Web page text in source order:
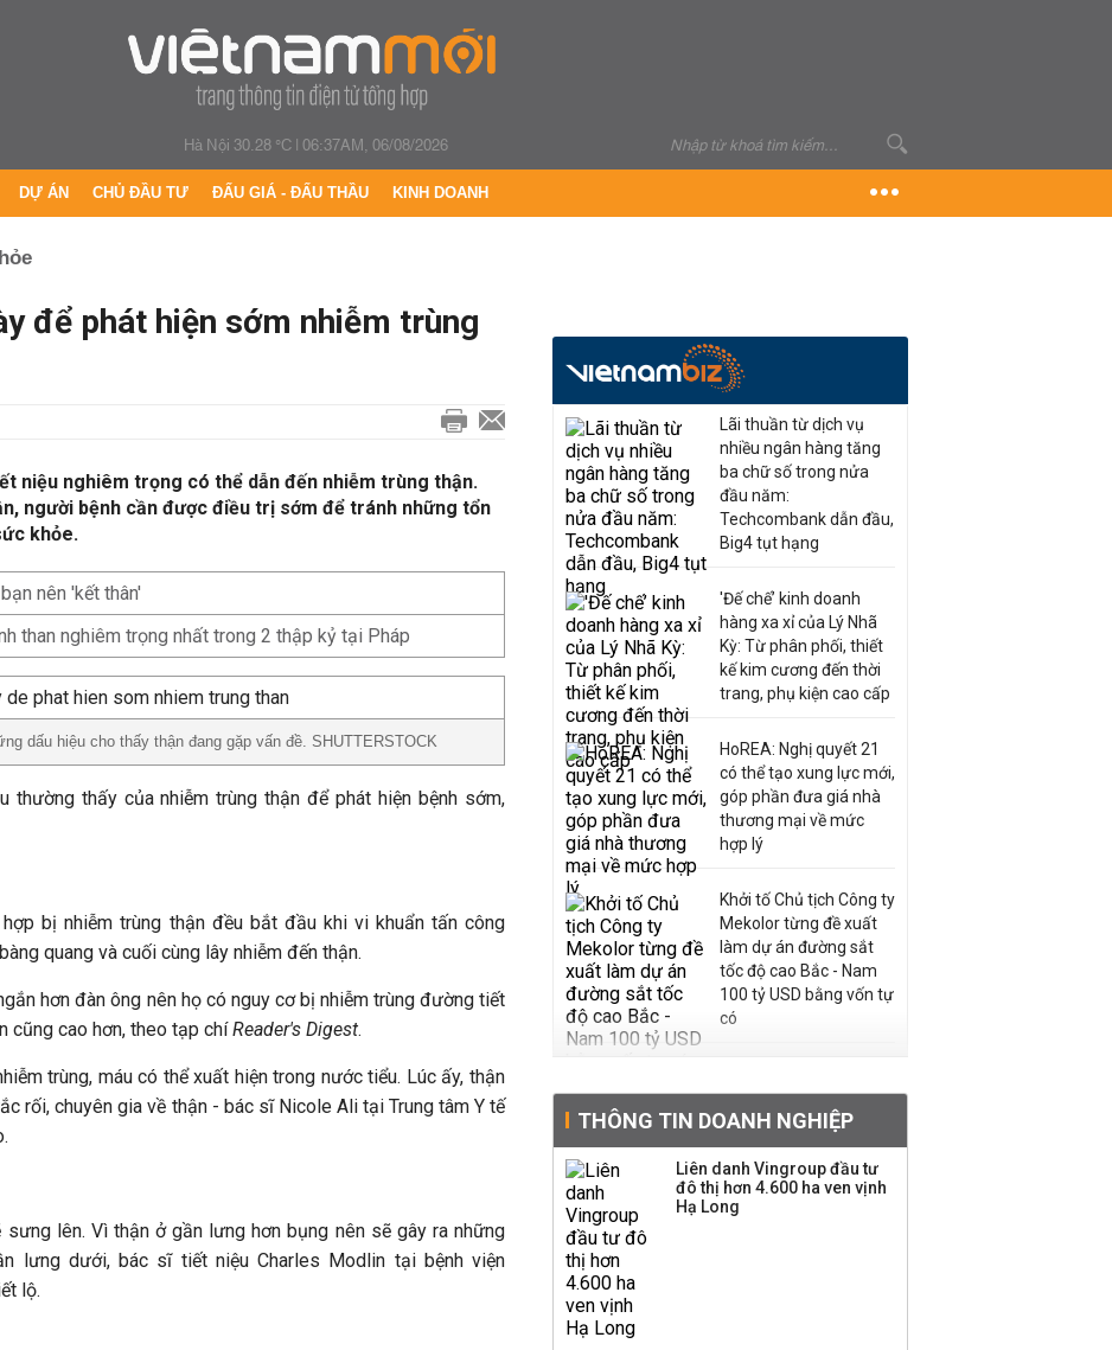
Hà Nội 30.28 °C|06:37AM, 06/08/2026
DỰ ÁN CHỦ ĐẦU TƯ ĐẤU GIÁ - ĐẤU THẦU KINH DOANH
để phát hiện sớm nhiễm trùng
niệu nghiêm trọng có thể dẫn đến nhiễm trùng thận.
người bệnh cần được điều trị sớm để tránh những tổn
khỏe.
nên 'kết thân'
than nghiêm trọng nhất trong 2 thập kỷ tại Pháp
dấu hiệu cho thấy thận đang gặp vấn đề. SHUTTERSTOCK
thường thấy của nhiễm trùng thận để phát hiện bệnh sớm,
bị nhiễm trùng thận đều bắt đầu khi vi khuẩn tấn công
quang và cuối cùng lây nhiễm đến thận.
hơn đàn ông nên họ có nguy cơ bị nhiễm trùng đường tiết
cũng cao hơn, theo tạp chíReader's Digest.
trùng, máu có thể xuất hiện trong nước tiểu. Lúc ấy, thận
rối, chuyên gia về thận - bác sĩ Nicole Ali tại Trung tâm Y tế
sưng lên. Vì thận ở gần lưng hơn bụng nên sẽ gây ra những
lưng dưới, bác sĩ tiết niệu Charles Modlin tại bệnh viện
lộ.
Lãi thuần từ dịch vụ
nhiều ngân hàng tăng
ba chữ số trong nửa
đầu năm:
Techcombank dẫn đầu,
Big4 tụt hạng
'Đế chế’ kinh doanh
hàng xa xỉ của Lý Nhã
Kỳ: Từ phân phối, thiết
kế kim cương đến thời
trang, phụ kiện cao cấp
HoREA: Nghị quyết 21
có thể tạo xung lực mới,
góp phần đưa giá nhà
thương mại về mức
hợp lý
Khởi tố Chủ tịch Công ty
Mekolor từng đề xuất
làm dự án đường sắt
tốc độ cao Bắc - Nam
100 tỷ USD bằng vốn tự
có
thường, dự kiến điều
chỉnh kế hoạch kinh
doanh 2026
Kinh Bắc dự kiến cho
THÔNG TIN DOANH NGHIỆP
Liên danh Vingroup đầu tư
đô thị hơn 4.600 ha ven vịnh
Hạ Long